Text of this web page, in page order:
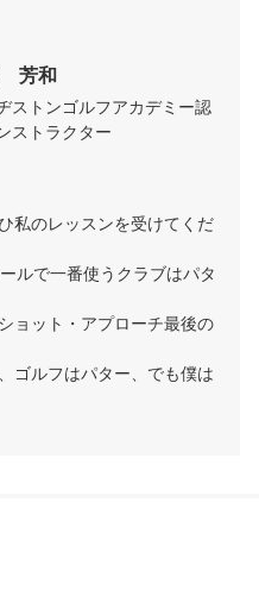
芳和
ストンゴルフアカデミー認
ストラクター
私のレッスンを受けてくだ
ルで一番使うクラブはパタ
ョット・アプローチ最後の
ゴルフはパター、でも僕は